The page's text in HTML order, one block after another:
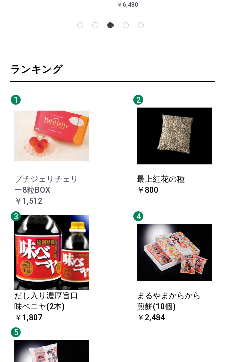
￥6,480
ランキング
1
プチジェリチェリ
ー8粒BOX
￥1,512
2
最上紅花の種
￥800
3
だし入り濃厚旨口
味ベニヤ(2本)
￥1,807
4
まるやまからから
煎餅(10個)
￥2,484
5